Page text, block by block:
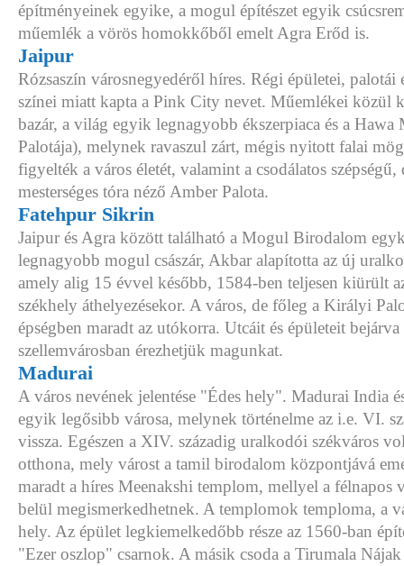
építményeinek egyike, a mogul építészet egyik
műemlék a vörös homokkőből emelt Agra Erőd is.
Jaipur
Rózsaszín városnegyedéről híres. Régi épületei, palotái
színei miatt kapta a Pink City nevet. Műemlékei közül
bazár, a világ egyik legnagyobb ékszerpiaca és a Hawa
Palotája), melynek ravaszul zárt, mégis nyitott falai
figyelték a város életét, valamint a csodálatos
mesterséges tóra néző Amber Palota.
Fatehpur Sikrin
Jaipur és Agra között található a Mogul Birodalom
legnagyobb mogul császár, Akbar alapította az új
amely alig 15 évvel később, 1584-ben teljesen kiürült
székhely áthelyezésekor. A város, de főleg a Királyi
épségben maradt az utókorra. Utcáit és épületeit
szellemvárosban érezhetjük magunkat.
Madurai
A város nevének jelentése "Édes hely". Madurai India
egyik legősibb városa, melynek történelme az i.e. VI.
vissza. Egészen a XIV. századig uralkodói székváros
otthona, mely várost a tamil birodalom központjává
maradt a híres Meenakshi templom, mellyel a félnapos
belül megismerkedhetnek. A templomok temploma, a
hely. Az épület legkiemelkedőbb része az 1560-ban
"Ezer oszlop" csarnok. A másik csoda a Tirumala